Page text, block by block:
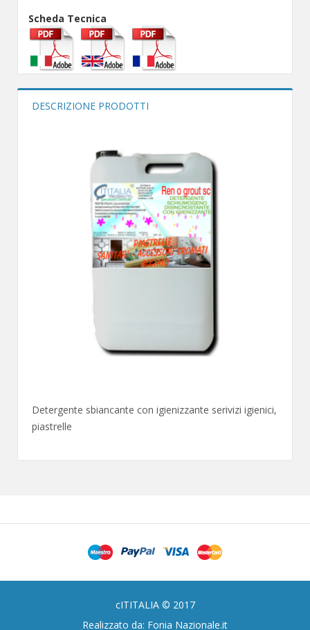
Scheda Tecnica
DESCRIZIONE PRODOTTI
Detergente sbiancante con igienizzante serivizi igienici,
piastrelle
cITITALIA © 2017
Realizzato da: Fonia Nazionale.it